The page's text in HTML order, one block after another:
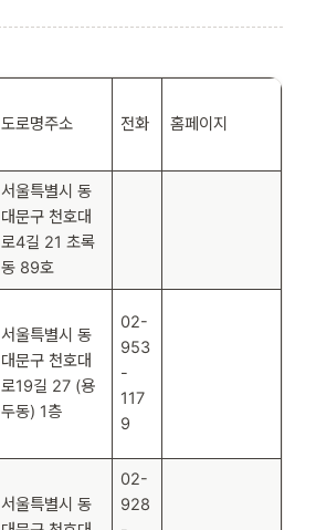
도로명주소 전화 홈페이지
서울특별시 동
대문구 천호대
로4길 21 초록
동 89호
서울특별시 동
대문구 천호대
로19길 27 (용
두동) 1층
02-
953
-
117
9
서울특별시 동
02-
928